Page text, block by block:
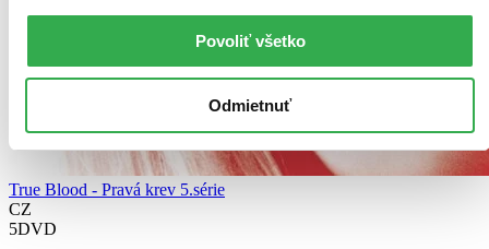
Povoliť všetko
Odmietnuť
True Blood - Pravá krev 5.série
CZ
5DVD